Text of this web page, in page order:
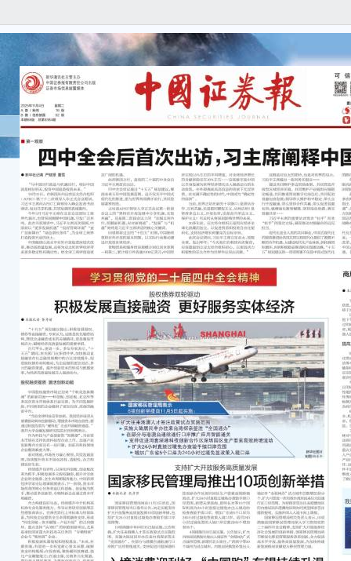
● 本
国家
局当
发展
验手
10
往来
申办
航通
技创
24小
海、
出入
240
签的
4项
换发
北石
民换
50